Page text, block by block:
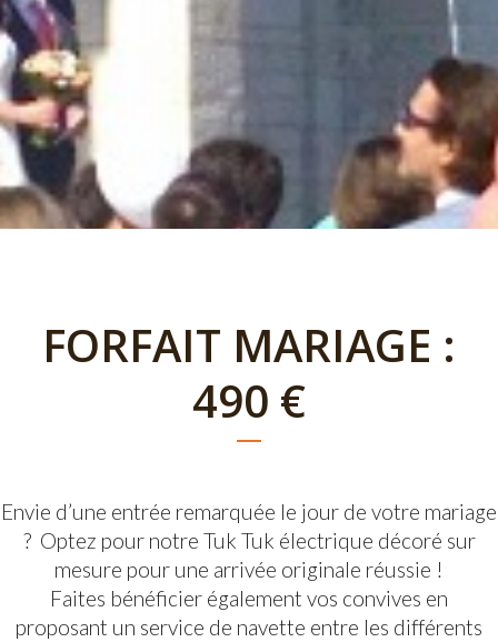
FORFAIT MARIAGE :
490 €
Envie d’une entrée remarquée le jour de votre mariage
? Optez pour notre Tuk Tuk électrique décoré sur
mesure pour une arrivée originale réussie !
Faites bénéficier également vos convives en
proposant un service de navette entre les différents